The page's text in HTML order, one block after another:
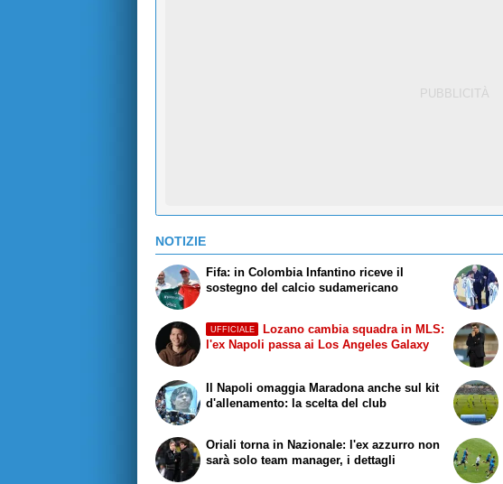
NOTIZIE
Fifa: in Colombia Infantino riceve il
sostegno del calcio sudamericano
UFFICIALE
Lozano cambia squadra in MLS:
l'ex Napoli passa ai Los Angeles Galaxy
Il Napoli omaggia Maradona anche sul kit
d'allenamento: la scelta del club
Oriali torna in Nazionale: l'ex azzurro non
sarà solo team manager, i dettagli